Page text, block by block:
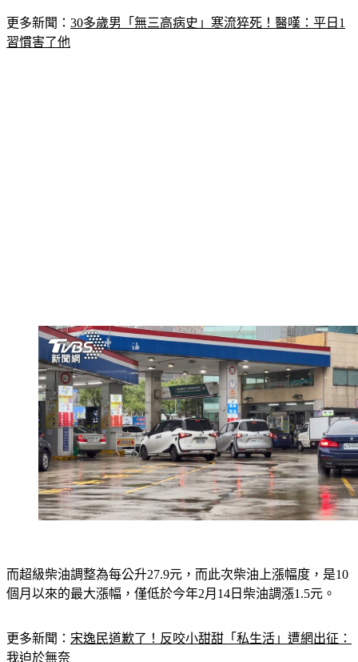
更多新聞： 30多歲男「無三高病史」寒流猝死！醫嘆：平日1
習慣害了他
而超級柴油調整為每公升27.9元，而此次柴油上漲幅度，是10
個月以來的最大漲幅，僅低於今年2月14日柴油調漲1.5元。
更多新聞： 宋逸民道歉了！反咬小甜甜「私生活」遭網出征：
我迫於無奈